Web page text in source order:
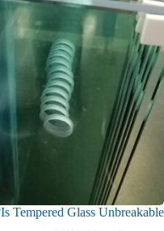
Is Tempered Glass Unbreakable?